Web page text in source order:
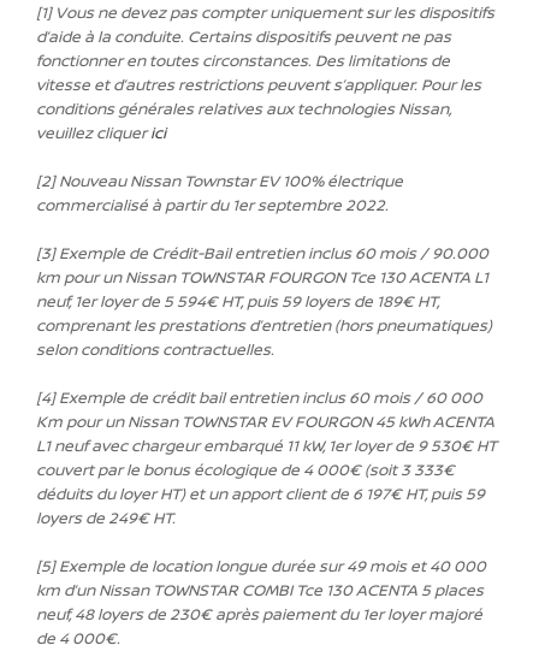
[1] Vous ne devez pas compter uniquement sur les dispositifs
d’aide à la conduite. Certains dispositifs peuvent ne pas
fonctionner en toutes circonstances. Des limitations de
vitesse et d’autres restrictions peuvent s’appliquer. Pour les
conditions générales relatives aux technologies Nissan,
veuillez cliquerici
[2] Nouveau Nissan Townstar EV 100% électrique
commercialisé à partir du 1er septembre 2022.
[3] Exemple de Crédit-Bail entretien inclus 60 mois / 90.000
km pour un Nissan TOWNSTAR FOURGON Tce 130 ACENTA L1
neuf, 1er loyer de 5 594€ HT, puis 59 loyers de 189€ HT,
comprenant les prestations d’entretien (hors pneumatiques)
selon conditions contractuelles.
[4] Exemple de crédit bail entretien inclus 60 mois / 60 000
Km pour un Nissan TOWNSTAR EV FOURGON 45 kWh ACENTA
L1 neuf avec chargeur embarqué 11 kW, 1er loyer de 9 530€ HT
couvert par le bonus écologique de 4 000€ (soit 3 333€
déduits du loyer HT) et un apport client de 6 197€ HT, puis 59
loyers de 249€ HT.
[5] Exemple de location longue durée sur 49 mois et 40 000
km d’un Nissan TOWNSTAR COMBI Tce 130 ACENTA 5 places
neuf, 48 loyers de 230€ après paiement du 1er loyer majoré
de 4 000€.